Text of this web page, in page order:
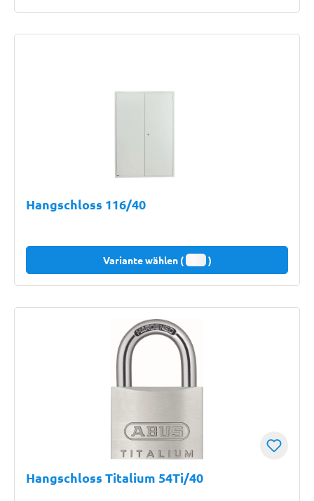
Hangschloss 116/40
Variante wählen ( )
Hangschloss Titalium 54Ti/40